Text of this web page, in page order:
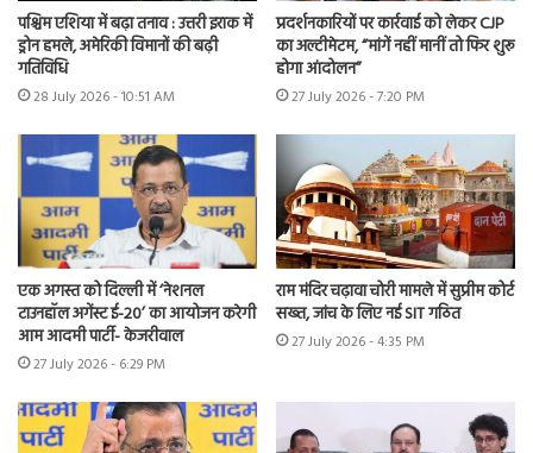
पश्चिम एशिया में बढ़ा तनाव : उत्तरी इराक में
ड्रोन हमले, अमेरिकी विमानों की बढ़ी
गतिविधि
28 July 2026 - 10:51 AM
प्रदर्शनकारियों पर कार्रवाई को लेकर CJP
का अल्टीमेटम, “मांगें नहीं मानीं तो फिर शुरू
होगा आंदोलन”
27 July 2026 - 7:20 PM
एक अगस्त को दिल्ली में ‘नेशनल
टाउनहॉल अगेंस्ट ई-20’ का आयोजन करेगी
आम आदमी पार्टी- केजरीवाल
27 July 2026 - 6:29 PM
राम मंदिर चढ़ावा चोरी मामले में सुप्रीम कोर्ट
सख्त, जांच के लिए नई SIT गठित
27 July 2026 - 4:35 PM